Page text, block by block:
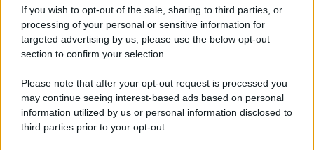
If you wish to opt-out of the sale, sharing to third parties, or
processing of your personal or sensitive information for
targeted advertising by us, please use the below opt-out
section to confirm your selection.
Please note that after your opt-out request is processed you
may continue seeing interest-based ads based on personal
information utilized by us or personal information disclosed to
third parties prior to your opt-out.
Newz Illinois
Newz Ohio
Gameland
Scoop Mag
Lgbtqia News
Motors Magazine 365